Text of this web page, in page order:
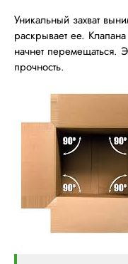
Уникальный захват
раскрывает ее.
начнет перемещаться.
прочность.